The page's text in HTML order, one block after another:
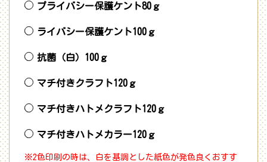
プライバシー保護ケント80ｇ
ライバシー保護ケント100ｇ
抗菌（白）100ｇ
マチ付きクラフト120ｇ
マチ付きハトメクラフト120ｇ
マチ付きハトメカラー120ｇ
※2色印刷の時は、白を基調とした紙色が発色良くおすす